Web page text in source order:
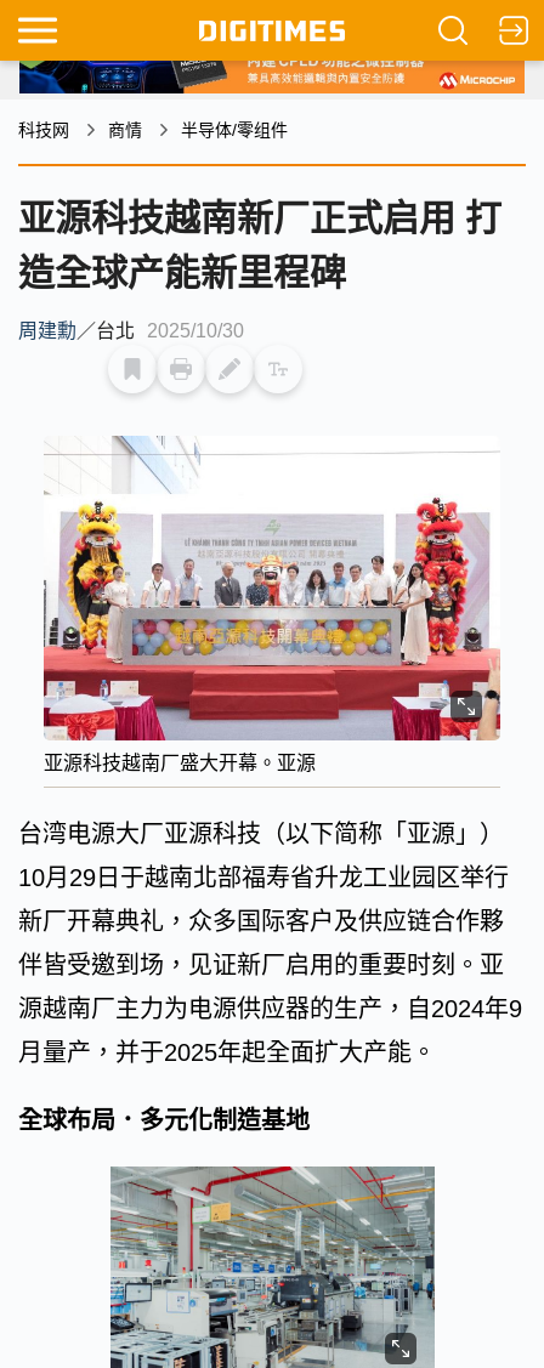
科技网 商情 半导体/零组件
亚源科技越南新厂正式启用 打
造全球产能新里程碑
周建勳／台北 2025/10/30
亚源科技越南厂盛大开幕。亚源
台湾电源大厂亚源科技（以下简称「亚源」）
10月29日于越南北部福寿省升龙工业园区举行
新厂开幕典礼，众多国际客户及供应链合作夥
伴皆受邀到场，见证新厂启用的重要时刻。亚
源越南厂主力为电源供应器的生产，自2024年9
月量产，并于2025年起全面扩大产能。
全球布局．多元化制造基地